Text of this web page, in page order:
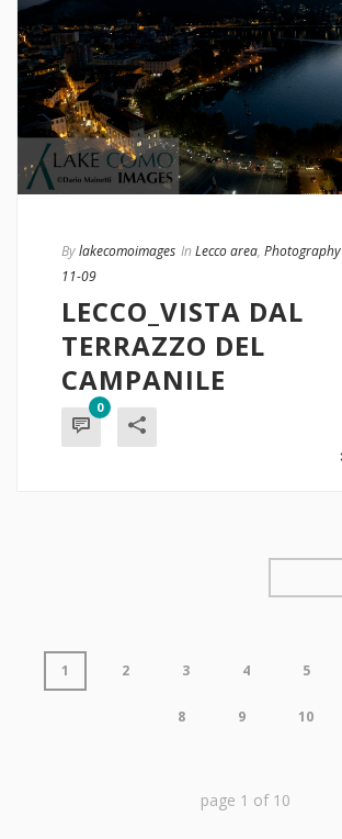
Bylakecomoimages In Lecco area, Photography
11-09
LECCO_VISTA DAL
TERRAZZO DEL
CAMPANILE
0
1 2 3 4 5
8 9 10
page 1 of 10